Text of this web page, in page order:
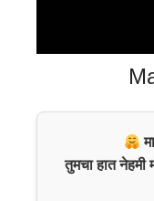
तुमचा हात नेहमी